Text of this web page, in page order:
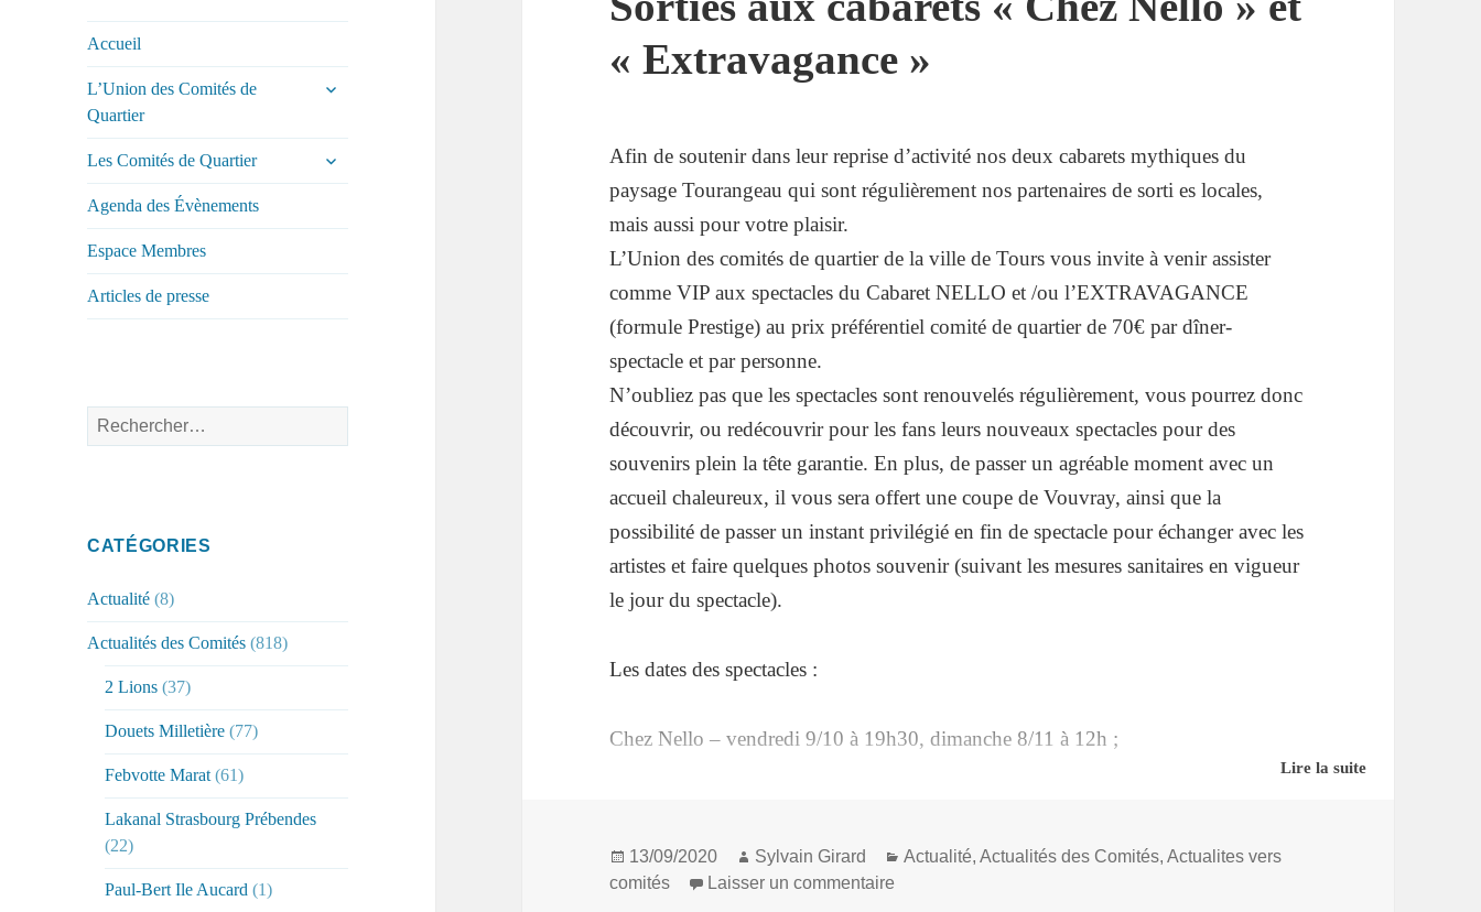
quartier de la ville
de Tours
Accueil
L’Union des Comités de
Quartier
menu
Les Comités de Quartier
Agenda des Évènements
Espace Membres
Articles de presse
Rechercher :
CATÉGORIES
Actualité (8)
Actualités des Comités (818)
2 Lions (37)
Douets Milletière (77)
Febvotte Marat (61)
Lakanal Strasbourg Prébendes
(22)
Paul-Bert Ile Aucard (1)
« Extravagance »
Afin de soutenir dans leur reprise d’activité nos deux cabarets mythiques du
paysage Tourangeau qui sont régulièrement nos partenaires de sorti es locales,
mais aussi pour votre plaisir.
L’Union des comités de quartier de la ville de Tours vous invite à venir assister
comme VIP aux spectacles du Cabaret NELLO et /ou l’EXTRAVAGANCE
(formule Prestige) au prix préférentiel comité de quartier de 70€ par dîner-
spectacle et par personne.
N’oubliez pas que les spectacles sont renouvelés régulièrement, vous pourrez donc
découvrir, ou redécouvrir pour les fans leurs nouveaux spectacles pour des
souvenirs plein la tête garantie. En plus, de passer un agréable moment avec un
accueil chaleureux, il vous sera offert une coupe de Vouvray, ainsi que la
possibilité de passer un instant privilégié en fin de spectacle pour échanger avec les
artistes et faire quelques photos souvenir (suivant les mesures sanitaires en vigueur
le jour du spectacle).
Les dates des spectacles :
Chez Nello – vendredi 9/10 à 19h30, dimanche 8/11 à 12h ;
Inscription et paiement auprès de votre comité de quartier, pourquoi pas le jour de
Lire la suite
Publié
le
13/09/2020 Auteur
Sylvain Girard Catégories
Actualité,Actualités des Comités,Actualites vers
comités
Laisser un commentaire